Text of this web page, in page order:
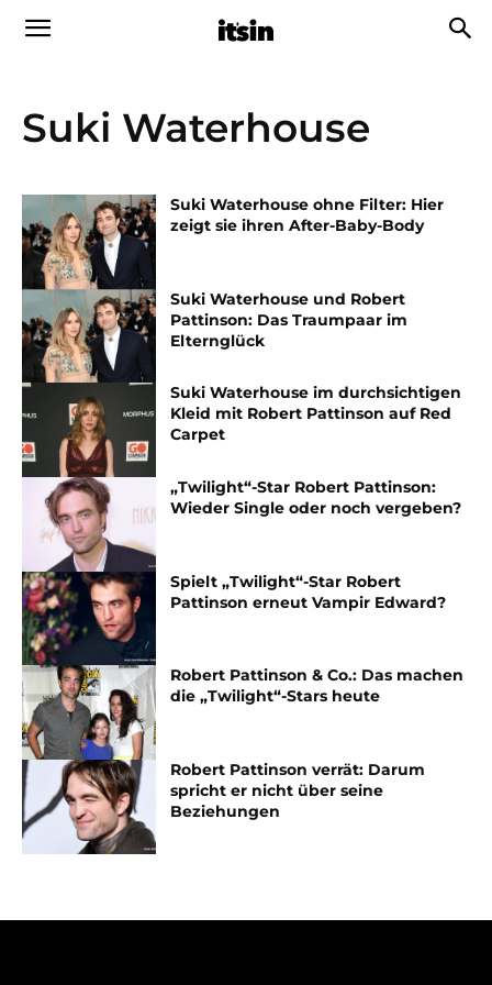
Suki Waterhouse
Suki Waterhouse ohne Filter: Hier
zeigt sie ihren After-Baby-Body
Suki Waterhouse und Robert
Pattinson: Das Traumpaar im
Elternglück
Suki Waterhouse im durchsichtigen
Kleid mit Robert Pattinson auf Red
Carpet
„Twilight“-Star Robert Pattinson:
Wieder Single oder noch vergeben?
Spielt „Twilight“-Star Robert
Pattinson erneut Vampir Edward?
Robert Pattinson & Co.: Das machen
die „Twilight“-Stars heute
Robert Pattinson verrät: Darum
spricht er nicht über seine
Beziehungen